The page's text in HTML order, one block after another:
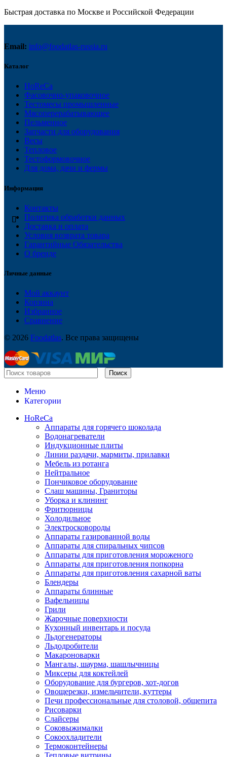
Быстрая доставка по Москве и Российской Федерации
Email: info@foodatlas-russia.ru
Каталог
HoReCa
Фасовочно-упаковочное
Тестомесы промышленные
Мясоперерабатывающее
Пельменное
Запчасти для оборудования
Весы
Тепловое
Тестоформовочное
Для дома, дачи и фермы
Информация
Контакты
Политика обработки данных
Доставка и оплата
Условия возврата товара
Гарантийные Обязательства
О бренде
Личные данные
Мой аккаунт
Корзина
Избранное
Сравнение
© 2026 Foodatlas. Все права защищены
Поиск
Меню
Категории
HoReCa
Аппараты для горячего шоколада
Водонагреватели
Индукционные плиты
Линии раздачи, мармиты, прилавки
Мебель из ротанга
Нейтральное
Пончиковое оборудование
Слаш машины, Граниторы
Уборка и клининг
Фритюрницы
Холодильное
Электросковороды
Аппараты газированной воды
Аппараты для спиральных чипсов
Аппараты для приготовления мороженого
Аппараты для приготовления попкорна
Аппараты для приготовления сахарной ваты
Блендеры
Аппараты блинные
Вафельницы
Грили
Жарочные поверхности
Кухонный инвентарь и посуда
Льдогенераторы
Льдодробители
Макароноварки
Мангалы, шаурма, шашлычницы
Миксеры для коктейлей
Оборудование для бургеров, хот-догов
Овощерезки, измельчители, куттеры
Печи профессиональные для столовой, общепита
Рисоварки
Слайсеры
Соковыжималки
Сокоохладители
Термоконтейнеры
Тепловые витрины